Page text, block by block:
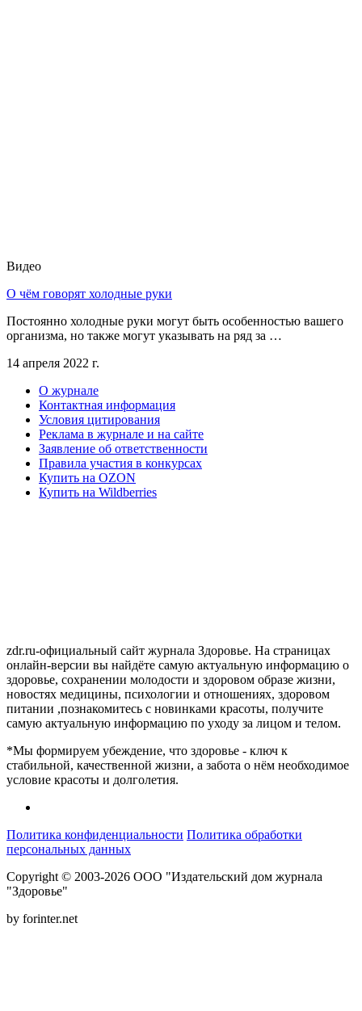
Видео
О чём говорят холодные руки
Постоянно холодные руки могут быть особенностью вашего
организма, но также могут указывать на ряд за …
14 апреля 2022 г.
О журнале
Контактная информация
Условия цитирования
Реклама в журнале и на сайте
Заявление об ответственности
Правила участия в конкурсах
Купить на OZON
Купить на Wildberries
zdr.ru-официальный сайт журнала Здоровье. На страницах
онлайн-версии вы найдёте самую актуальную информацию о
здоровье, сохранении молодости и здоровом образе жизни,
новостях медицины, психологии и отношениях, здоровом
питании ,познакомитесь с новинками красоты, получите
самую актуальную информацию по уходу за лицом и телом.
*Мы формируем убеждение, что здоровье - ключ к
стабильной, качественной жизни, а забота о нём необходимое
условие красоты и долголетия.
Политика конфиденциальности Политика обработки
персональных данных
Copyright © 2003-2026 ООО "Издательский дом журнала
"Здоровье"
by forinter.net